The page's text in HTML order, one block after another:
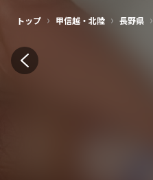
トップ › 甲信越・北陸 › 長野県 ›